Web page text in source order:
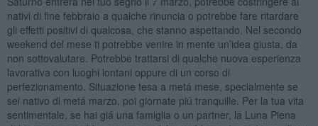
nativi di fine febbraio a qualche rinuncia o potrebbe fare ritardare
gli effetti positivi di qualcosa, che stanno aspettando. Nel secondo
weekend del mese ti potrebbe venire in mente un’idea giusta, da
non sottovalutare. Potrebbe trattarsi di qualche nuova esperienza
lavorativa con luoghi lontani oppure di un corso di
perfezionamento. Situazione tesa a metá mese, specialmente se
sei nativo di metá marzo, poi giornate piú tranquille. Per la tua vita
sentimentale, se hai giá una famiglia o un partner, la Luna Piena